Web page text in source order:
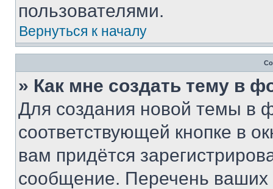
пользователями.
Вернуться к началу
» Как мне создать тему в
Для создания новой темы в
соответствующей кнопке в
вам придётся
сообщение. Перечень ваших